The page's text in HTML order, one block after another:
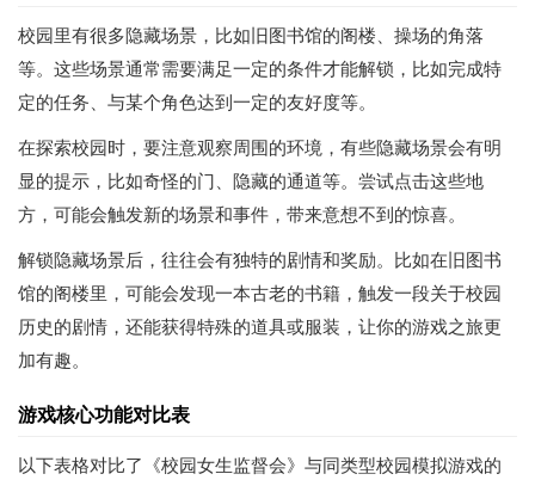
校园里有很多隐藏场景，比如旧图书馆的阁楼、操场的角落
等。这些场景通常需要满足一定的条件才能解锁，比如完成特
定的任务、与某个角色达到一定的友好度等。
在探索校园时，要注意观察周围的环境，有些隐藏场景会有明
显的提示，比如奇怪的门、隐藏的通道等。尝试点击这些地
方，可能会触发新的场景和事件，带来意想不到的惊喜。
解锁隐藏场景后，往往会有独特的剧情和奖励。比如在旧图书
馆的阁楼里，可能会发现一本古老的书籍，触发一段关于校园
历史的剧情，还能获得特殊的道具或服装，让你的游戏之旅更
加有趣。
游戏核心功能对比表
以下表格对比了《校园女生监督会》与同类型校园模拟游戏的